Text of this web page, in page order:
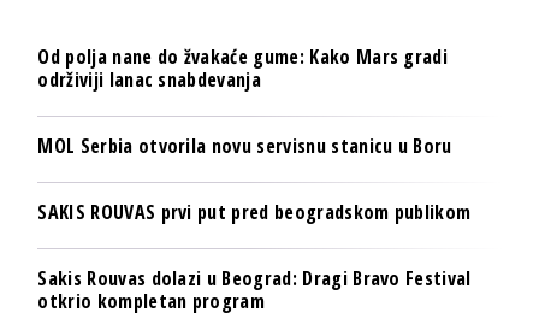
Od polja nane do žvakaće gume: Kako Mars gradi
održiviji lanac snabdevanja
MOL Serbia otvorila novu servisnu stanicu u Boru
SAKIS ROUVAS prvi put pred beogradskom publikom
Sakis Rouvas dolazi u Beograd: Dragi Bravo Festival
otkrio kompletan program